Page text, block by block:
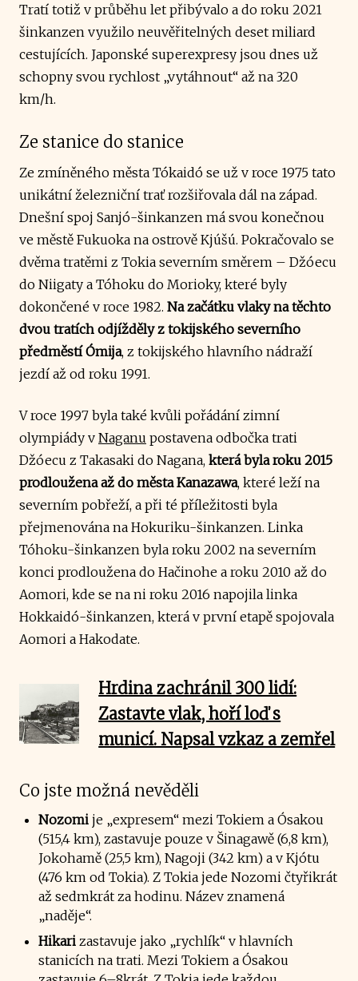
Tratí totiž v průběhu let přibývalo a do roku 2021
šinkanzen využilo neuvěřitelných deset miliard
cestujících. Japonské superexpresy jsou dnes už
schopny svou rychlost „vytáhnout“ až na 320
km/h.
Ze stanice do stanice
Ze zmíněného města Tókaidó se už v roce 1975 tato
unikátní železniční trať rozšiřovala dál na západ.
Dnešní spoj Sanjó-šinkanzen má svou konečnou
ve městě Fukuoka na ostrově Kjúšú. Pokračovalo se
dvěma tratěmi z Tokia severním směrem – Džóecu
do Niigaty a Tóhoku do Morioky, které byly
dokončené v roce 1982. Na začátku vlaky na těchto
dvou tratích odjížděly z tokijského severního
předměstí Ómija, z tokijského hlavního nádraží
jezdí až od roku 1991.
V roce 1997 byla také kvůli pořádání zimní
olympiády v Naganu postavena odbočka trati
Džóecu z Takasaki do Nagana, která byla roku 2015
prodloužena až do města Kanazawa, které leží na
severním pobřeží, a při té příležitosti byla
přejmenována na Hokuriku-šinkanzen. Linka
Tóhoku-šinkanzen byla roku 2002 na severním
konci prodloužena do Hačinohe a roku 2010 až do
Aomori, kde se na ni roku 2016 napojila linka
Hokkaidó-šinkanzen, která v první etapě spojovala
Aomori a Hakodate.
Hrdina zachránil 300 lidí:
Zastavte vlak, hoří loď s
municí. Napsal vzkaz a zemřel
Co jste možná nevěděli
Nozomi je „expresem“ mezi Tokiem a Ósakou
(515,4 km), zastavuje pouze v Šinagawě (6,8 km),
Jokohamě (25,5 km), Nagoji (342 km) a v Kjótu
(476 km od Tokia). Z Tokia jede Nozomi čtyřikrát
až sedmkrát za hodinu. Název znamená
„naděje“.
Hikari zastavuje jako „rychlík“ v hlavních
stanicích na trati. Mezi Tokiem a Ósakou